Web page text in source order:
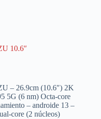
10.6″
– 26.9cm (10.6″) 2K
5G (6 nm) Octa-core
– androide 13 –
core (2 núcleos)